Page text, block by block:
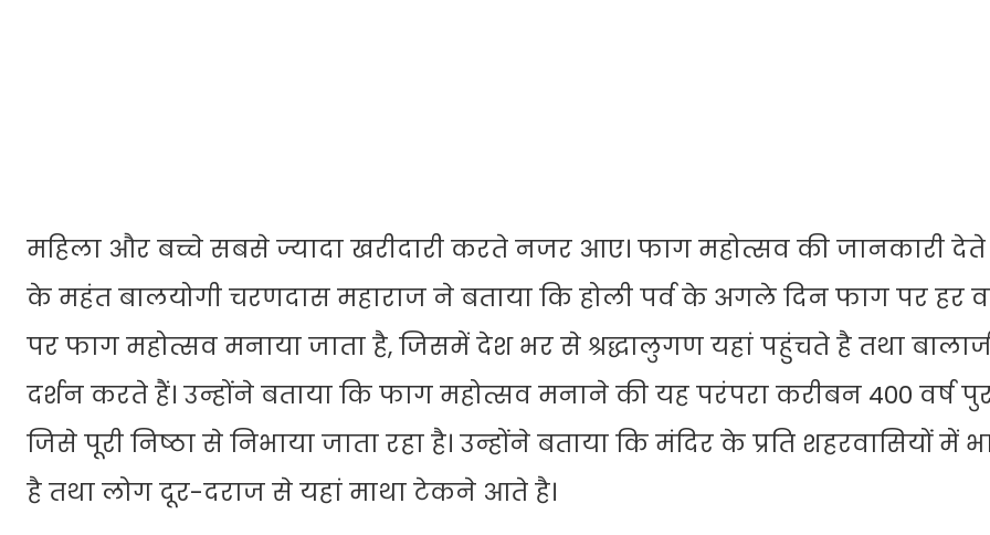
महिला और बच्चे सबसे ज्यादा खरीदारी करते नजर आए। फाग महोत्सव की जानकारी देते
के महंत बालयोगी चरणदास महाराज ने बताया कि होली पर्व के अगले दिन फाग पर हर
पर फाग महोत्सव मनाया जाता है, जिसमें देश भर से श्रद्धालुगण यहां पहुंचते है तथा
दर्शन करते हैं। उन्होंने बताया कि फाग महोत्सव मनाने की यह परंपरा करीबन 400 वर्ष
जिसे पूरी निष्ठा से निभाया जाता रहा है। उन्होंने बताया कि मंदिर के प्रति शहरवासियों में
है तथा लोग दूर-दराज से यहां माथा टेकने आते है।